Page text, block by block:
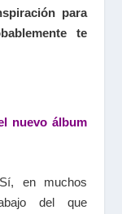
para
te
nuevo álbum
en muchos
del que